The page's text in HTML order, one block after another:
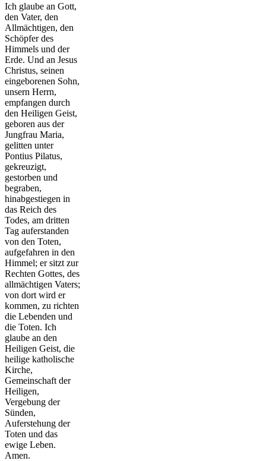
Ich glaube an Gott,
den Vater, den
Allmächtigen, den
Schöpfer des
Himmels und der
Erde. Und an Jesus
Christus, seinen
eingeborenen Sohn,
unsern Herrn,
empfangen durch
den Heiligen Geist,
geboren aus der
Jungfrau Maria,
gelitten unter
Pontius Pilatus,
gekreuzigt,
gestorben und
begraben,
hinabgestiegen in
das Reich des
Todes, am dritten
Tag auferstanden
von den Toten,
aufgefahren in den
Himmel; er sitzt zur
Rechten Gottes, des
allmächtigen Vaters;
von dort wird er
kommen, zu richten
die Lebenden und
die Toten. Ich
glaube an den
Heiligen Geist, die
heilige katholische
Kirche,
Gemeinschaft der
Heiligen,
Vergebung der
Sünden,
Auferstehung der
Toten und das
ewige Leben.
Amen.